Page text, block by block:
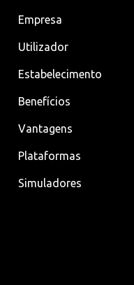
Empresa
Utilizador
Estabelecimento
Benefícios
Vantagens
Plataformas
Simuladores